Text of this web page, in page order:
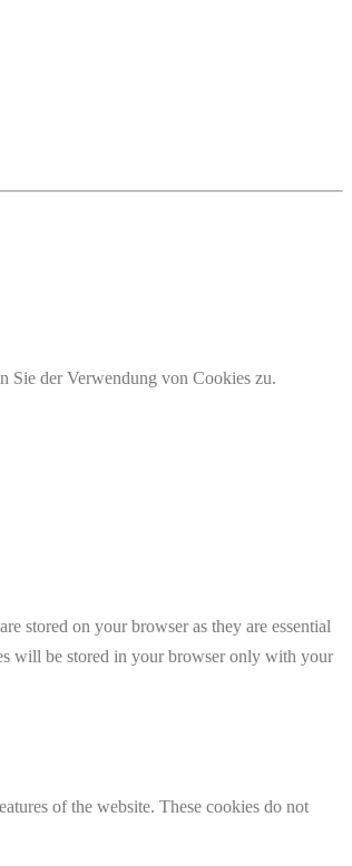
Sie der Verwendung von Cookies zu.
stored on your browser as they are essential
will be stored in your browser only with your
of the website. These cookies do not